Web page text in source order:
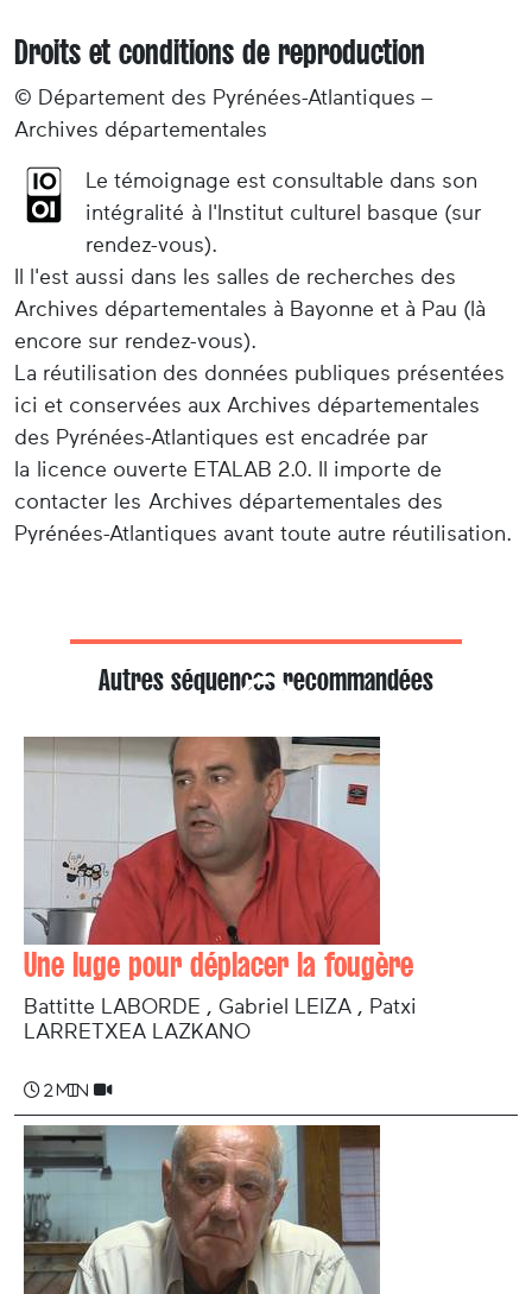
Droits et conditions de reproduction
© Département des Pyrénées-Atlantiques –
Archives départementales
Le témoignage est consultable dans son
intégralité à l'Institut culturel basque (sur
rendez-vous).
Il l'est aussi dans les salles de recherches des
Archives départementales à Bayonne et à Pau (là
encore sur rendez-vous).
La réutilisation des données publiques présentées
ici et conservées aux Archives départementales
des Pyrénées-Atlantiques est encadrée par
la licence ouverte ETALAB 2.0. Il importe de
contacter les Archives départementales des
Pyrénées-Atlantiques avant toute autre réutilisation.
Autres séquences recommandées
Une luge pour déplacer la fougère
Battitte LABORDE , Gabriel LEIZA , Patxi
LARRETXEA LAZKANO
2 min